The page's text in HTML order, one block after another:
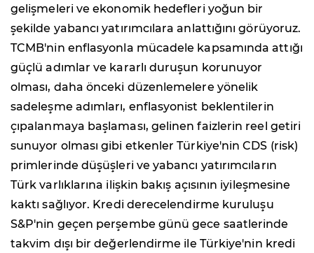
gelişmeleri ve ekonomik hedefleri yoğun bir
şekilde yabancı yatırımcılara anlattığını görüyoruz.
TCMB'nin enflasyonla mücadele kapsamında attığı
güçlü adımlar ve kararlı duruşun korunuyor
olması, daha önceki düzenlemelere yönelik
sadeleşme adımları, enflasyonist beklentilerin
çıpalanmaya başlaması, gelinen faizlerin reel getiri
sunuyor olması gibi etkenler Türkiye'nin CDS (risk)
primlerinde düşüşleri ve yabancı yatırımcıların
Türk varlıklarına ilişkin bakış açısının iyileşmesine
kaktı sağlıyor. Kredi derecelendirme kuruluşu
S&P'nin geçen perşembe günü gece saatlerinde
takvim dışı bir değerlendirme ile Türkiye'nin kredi